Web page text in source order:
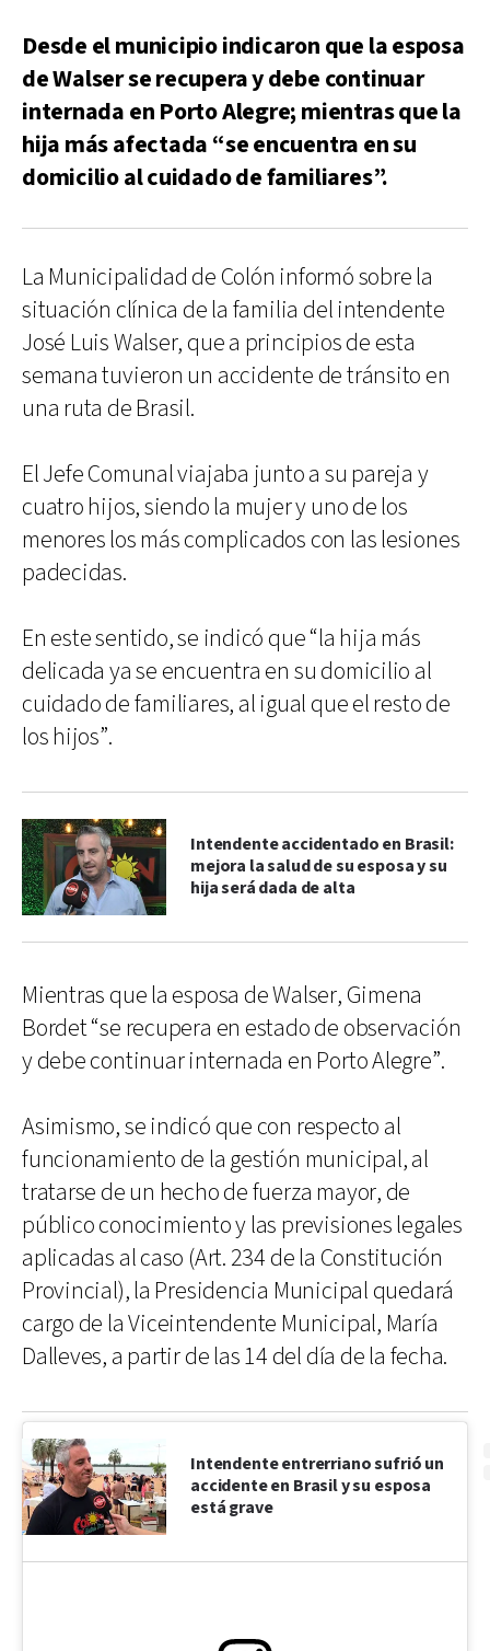
Desde el municipio indicaron que la esposa
de Walser se recupera y debe continuar
internada en Porto Alegre; mientras que la
hija más afectada “se encuentra en su
domicilio al cuidado de familiares”.
La Municipalidad de Colón informó sobre la
situación clínica de la familia del intendente
José Luis Walser, que a principios de esta
semana tuvieron un accidente de tránsito en
una ruta de Brasil.
El Jefe Comunal viajaba junto a su pareja y
cuatro hijos, siendo la mujer y uno de los
menores los más complicados con las lesiones
padecidas.
En este sentido, se indicó que “la hija más
delicada ya se encuentra en su domicilio al
cuidado de familiares, al igual que el resto de
los hijos”.
Intendente accidentado en Brasil:
mejora la salud de su esposa y su
hija será dada de alta
Mientras que la esposa de Walser, Gimena
Bordet “se recupera en estado de observación
y debe continuar internada en Porto Alegre”.
Asimismo, se indicó que con respecto al
funcionamiento de la gestión municipal, al
tratarse de un hecho de fuerza mayor, de
público conocimiento y las previsiones legales
aplicadas al caso (Art. 234 de la Constitución
Provincial), la Presidencia Municipal quedará
cargo de la Viceintendente Municipal, María
Dalleves, a partir de las 14 del día de la fecha.
Intendente entrerriano sufrió un
accidente en Brasil y su esposa
está grave